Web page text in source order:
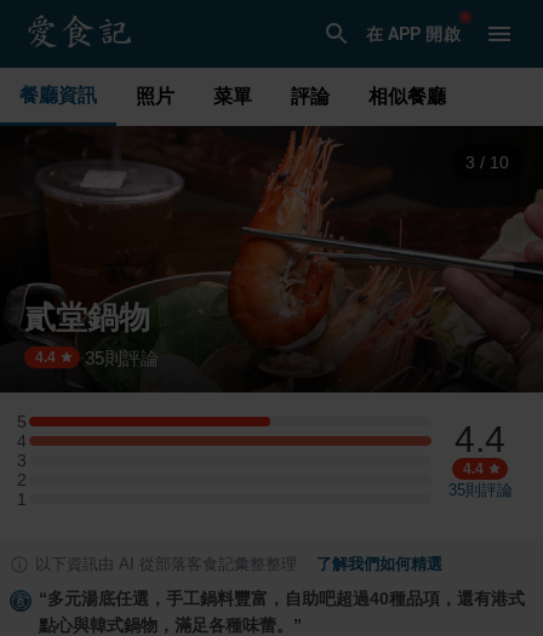
在 APP 開啟
餐廳資訊 照片 菜單 評論 相似餐廳
3 / 10
貳堂鍋物
4.4 ·35則評論
5
5 星：6 則評論
4
4 星：10 則評論
3
3 星：0 則評論
2
2 星：0 則評論
1
1 星：0 則評論
4.4
4.4
35則評論
以下資訊由 AI 從部落客食記彙整整理 了解我們如何精選
“多元湯底任選，手工鍋料豐富，自助吧超過40種品項，還有港式
點心與韓式鍋物，滿足各種味蕾。 ”